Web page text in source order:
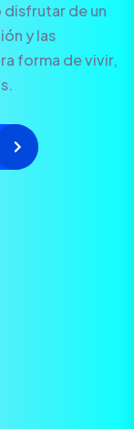
de un
y las
forma de vivir,